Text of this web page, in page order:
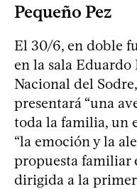
Pequeño Pez
El 30/6, en doble
en la sala
Nacional del
presentará “una
toda la familia, un
“la emoción y la
propuesta familiar
dirigida a la